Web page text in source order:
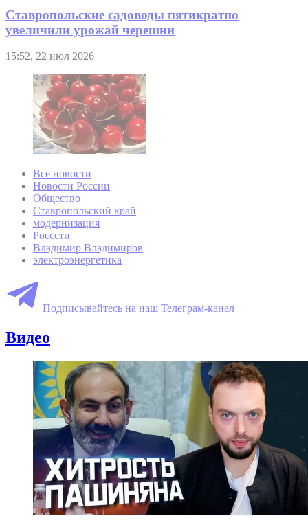
Ставропольские садоводы пятикратно
увеличили урожай черешни
15:52, 22 июл 2026
Все новости
Новости России
Общество
Ставропольский край
модернизация
Россети
Владимир Владимиров
электроэнергетика
Подписывайтесь на наш Телеграм-канал
Видео